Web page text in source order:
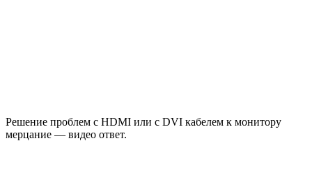
Решение проблем с HDMI или c DVI кабелем к монитору
мерцание — видео ответ.